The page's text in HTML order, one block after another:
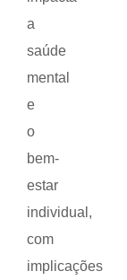
a
saúde
mental
e
o
bem-
estar
individual,
com
implicações